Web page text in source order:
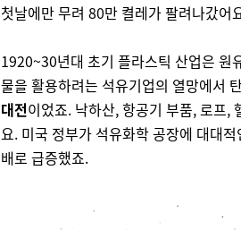
첫날에만 무려 80만 켤레가 팔려나갔어
1920~30년대 초기 플라스틱 산업은 원
물을 활용하려는 석유기업의 열망에서
대전이었죠. 낙하산, 항공기 부품, 로프,
요. 미국 정부가 석유화학 공장에 대대
배로 급증했죠.